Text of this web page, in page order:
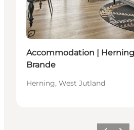
Durable
Accommodation |
Brande
Herning, West Jutland